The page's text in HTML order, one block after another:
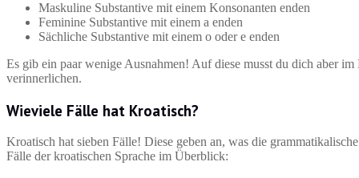
Maskuline Substantive mit einem Konsonanten enden
Feminine Substantive mit einem a enden
Sächliche Substantive mit einem o oder e enden
Es gib ein paar wenige Ausnahmen! Auf diese musst du dich aber
verinnerlichen.
Wieviele Fälle hat Kroatisch?
Kroatisch hat sieben Fälle! Diese geben an, was die
Fälle der kroatischen Sprache im Überblick: